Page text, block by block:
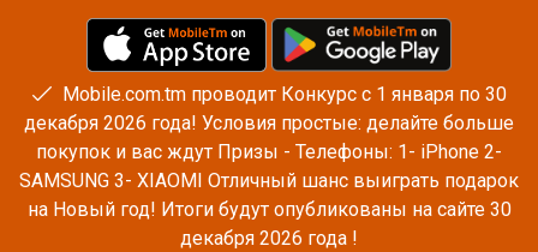
Mobile.com.tm проводит Конкурс с 1 января по 30
декабря 2026 года! Условия простые: делайте больше
покупок и вас ждут Призы - Телефоны: 1- iPhone 2-
SAMSUNG 3- XIAOMI Отличный шанс выиграть подарок
на Новый год! Итоги будут опубликованы на сайте 30
декабря 2026 года !